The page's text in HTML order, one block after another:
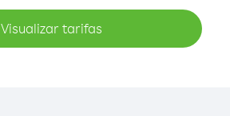
Visualizar tarifas